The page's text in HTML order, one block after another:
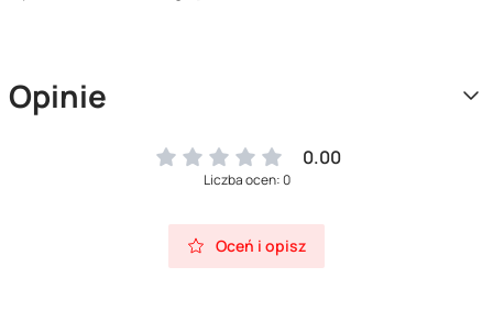
Opinie
0.00
Liczba ocen: 0
Oceń i opisz